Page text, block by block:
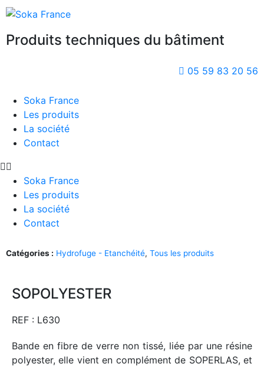
Produits techniques du bâtiment
05 59 83 20 56
Soka France
Les produits
La société
Contact
Soka France
Les produits
La société
Contact
Catégories : Hydrofuge - Etanchéité, Tous les produits
SOPOLYESTER
REF : L630
Bande en fibre de verre non tissé, liée par une résine
polyester, elle vient en complément de SOPERLAS, et